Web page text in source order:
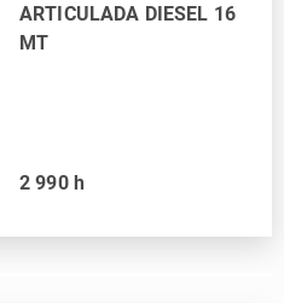
ARTICULADA DIESEL 16
MT
2 990 h